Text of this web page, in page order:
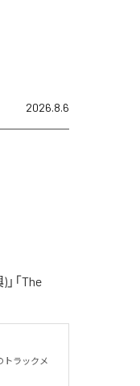
2026.8.6
「The
トラックメ